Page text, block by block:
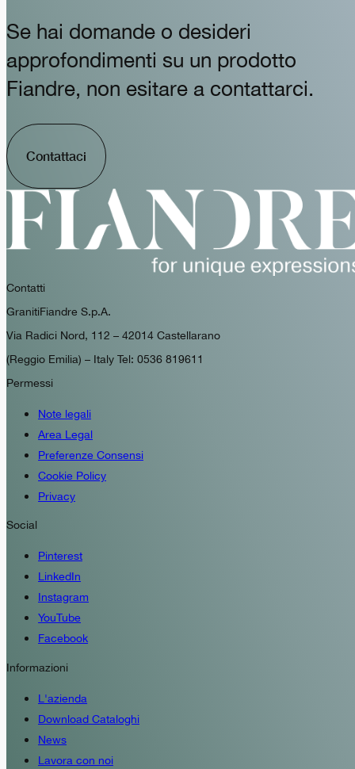
Se hai domande o desideri
approfondimenti su un prodotto
Fiandre, non esitare a contattarci.
Contattaci
Contatti
GranitiFiandre S.p.A.
Via Radici Nord, 112 – 42014 Castellarano
(Reggio Emilia) – Italy Tel: 0536 819611
Permessi
Note legali
Area Legal
Preferenze Consensi
Cookie Policy
Privacy
Social
Pinterest
LinkedIn
Instagram
YouTube
Facebook
Informazioni
L'azienda
Download Cataloghi
News
Lavora con noi